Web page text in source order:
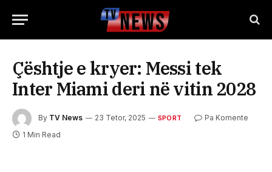
Çështje e kryer: Messi tek
Inter Miami deri në vitin 2028
By TV News 23 Tetor, 2025 SPORT
Pa Komente
1 Min Read